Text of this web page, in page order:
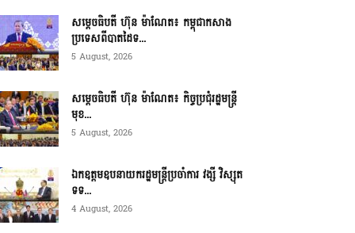
សម្ដេចធិបតី ហ៊ុន ម៉ាណែត៖ កម្ពុជាកសាង
ប្រទេសពីបាតដៃទ...
5 August, 2026
សម្ដេចធិបតី ហ៊ុន ម៉ាណែត៖ កិច្ចប្រជុំរដ្ឋមន្ត្រី
មុខ...
5 August, 2026
ឯកឧត្តមឧបនាយករដ្ឋមន្ត្រីប្រចាំការ វង្សី វិស្សុត
ទទ...
4 August, 2026